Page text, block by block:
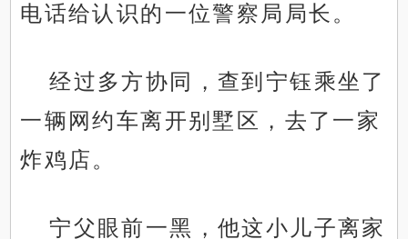
电话给认识的一位警察局局长。
经过多方协同，查到宁钰乘坐了
一辆网约车离开别墅区，去了一家
炸鸡店。
宁父眼前一黑，他这小儿子离家